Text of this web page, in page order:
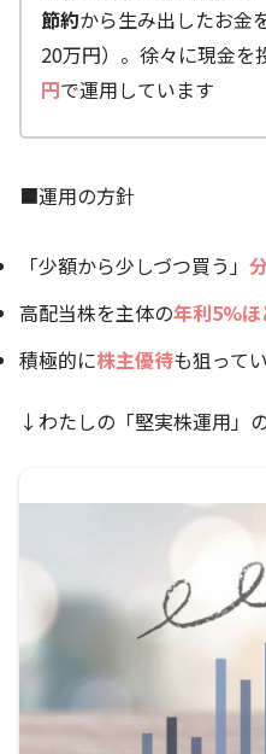
節約から生み出したお金
20万円）。徐々に現金を
円で運用しています
■運用の方針
「少額から少しづつ買う」
高配当株を主体の年利5%
積極的に株主優待も狙って
↓わたしの「堅実株運用」